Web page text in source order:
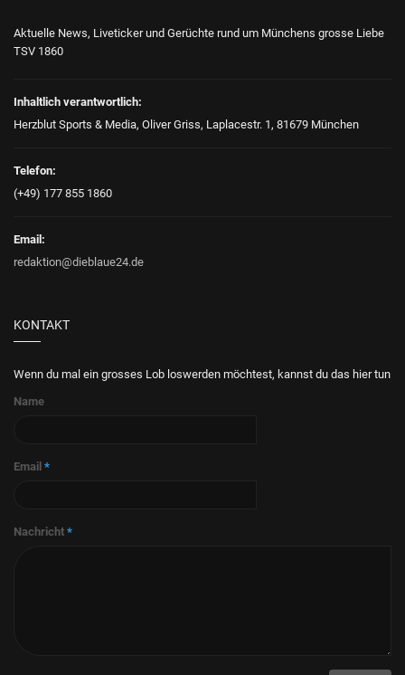
Aktuelle News, Liveticker und Gerüchte rund um Münchens grosse Liebe
TSV 1860
Inhaltlich verantwortlich:
Herzblut Sports & Media, Oliver Griss, Laplacestr. 1, 81679 München
Telefon:
(+49) 177 855 1860
Email:
redaktion@dieblaue24.de
KONTAKT
Wenn du mal ein grosses Lob loswerden möchtest, kannst du das hier tun
Name
Email *
Nachricht *